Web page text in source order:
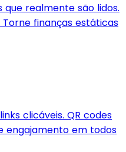
realmente são lidos.
finanças estáticas
clicáveis. QR codes
engajamento em todos